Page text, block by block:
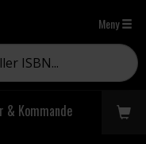
Meny
& Kommande